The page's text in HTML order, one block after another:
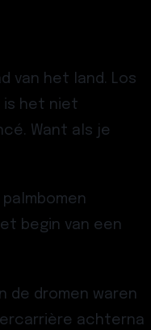
van het land. Los
is het niet
Want als je
begin van een
de dromen waren
achterna